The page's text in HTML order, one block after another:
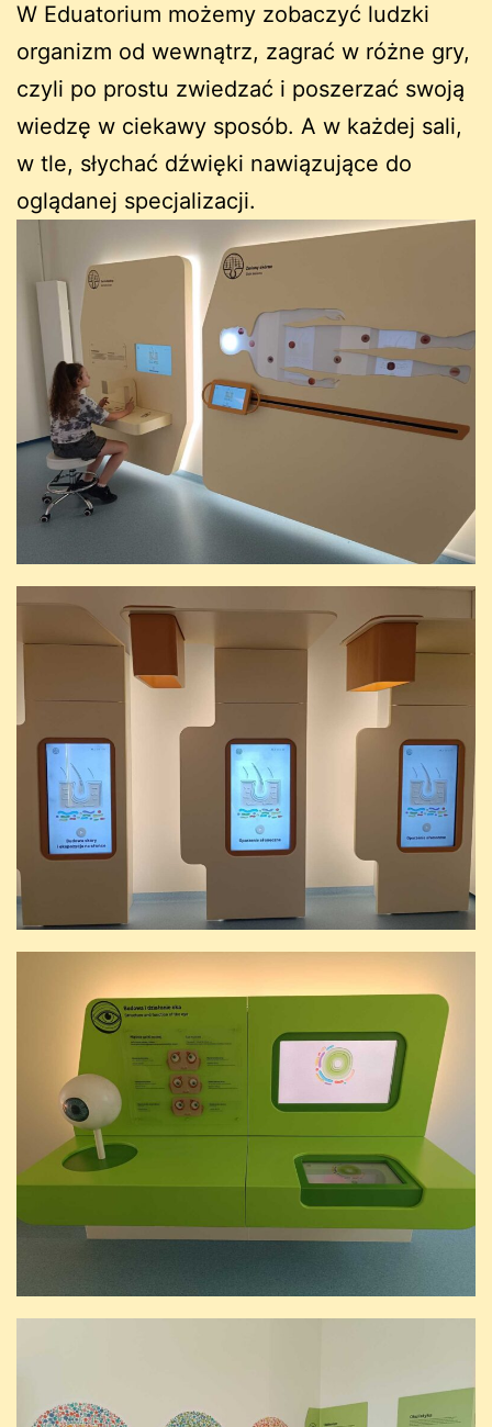
W Eduatorium możemy zobaczyć ludzki
organizm od wewnątrz, zagrać w różne gry,
czyli po prostu zwiedzać i poszerzać swoją
wiedzę w ciekawy sposób. A w każdej sali,
w tle, słychać dźwięki nawiązujące do
oglądanej specjalizacji.